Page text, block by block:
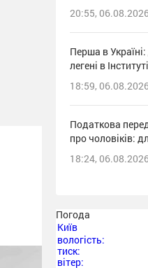
20:55,
Перша в
легені в
18:59,
Податкова
про чоловіків:
18:24,
Погода
Київ
вологість:
тиск:
вітер: